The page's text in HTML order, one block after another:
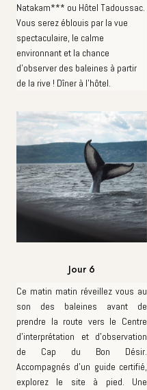
Natakam*** ou Hôtel Tadoussac.
Vous serez éblouis par la vue
spectaculaire, le calme
environnant et la chance
d'observer des baleines à partir
de la rive ! Dîner à l'hôtel.
Jour 6
Ce matin matin réveillez vous au
son des baleines avant de
prendre la route vers le Centre
d'interprétation et d'observation
de Cap du Bon Désir.
Accompagnés d'un guide certifié,
explorez le site à pied. Une